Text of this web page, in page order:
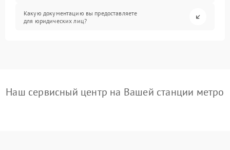
Какую документацию вы предоставляете
для юридических лиц?
Наш сервисный центр на Вашей станции метро